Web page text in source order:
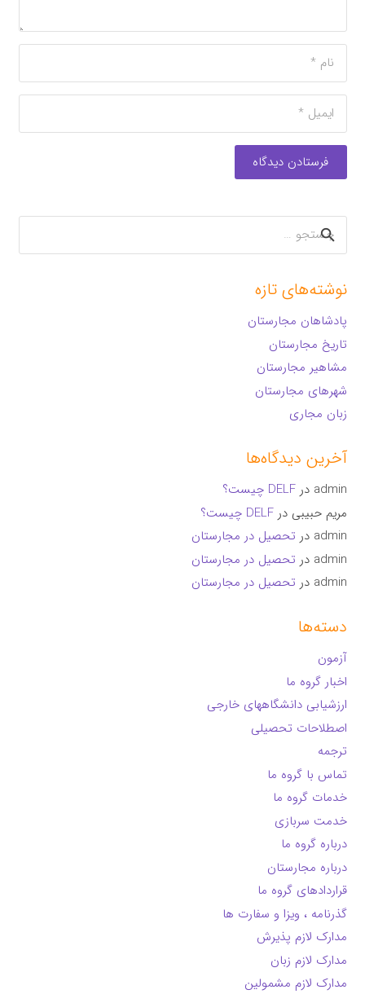
فرستادن دیدگاه
جستجو
برای:
نوشته‌های تازه
پادشاهان مجارستان
تاریخ مجارستان
مشاهیر مجارستان
شهرهای مجارستان
زبان مجاری
آخرین دیدگاه‌ها
admin درDELF چیست؟
مریم حبیبی درDELF چیست؟
admin در تحصیل در مجارستان
admin در تحصیل در مجارستان
admin در تحصیل در مجارستان
دسته‌ها
آزمون
اخبار گروه ما
ارزشیابی دانشگاههای خارجی
اصطلاحات تحصیلی
ترجمه
تماس با گروه ما
خدمات گروه ما
خدمت سربازی
درباره گروه ما
درباره مجارستان
قراردادهای گروه ما
گذرنامه ، ویزا و سفارت ها
مدارک لازم پذیرش
مدارک لازم زبان
مدارک لازم مشمولین